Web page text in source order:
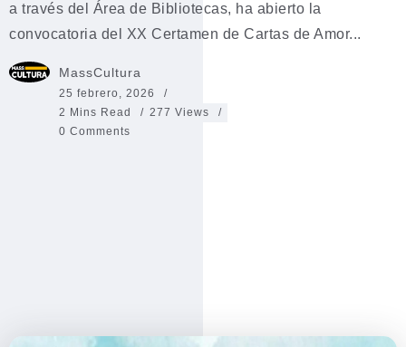
a través del Área de Bibliotecas, ha abierto la
convocatoria del XX Certamen de Cartas de Amor...
MassCultura
25 febrero, 2026
2 Mins Read
277 Views
0 Comments